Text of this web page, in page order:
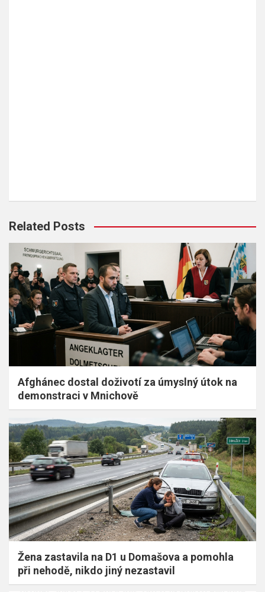
Related Posts
Afghánec dostal doživotí za úmyslný útok na
demonstraci v Mnichově
Žena zastavila na D1 u Domašova a pomohla
při nehodě, nikdo jiný nezastavil